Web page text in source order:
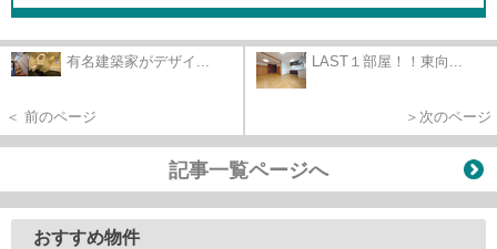
有名建築家がデザイ...
＜ 前のページ
LAST１部屋！！東向...
＞次のページ
記事一覧ページへ
おすすめ物件